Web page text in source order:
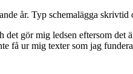
år. Typ schemalägga
gör mig ledsen eftersom
få ur mig texter som jag